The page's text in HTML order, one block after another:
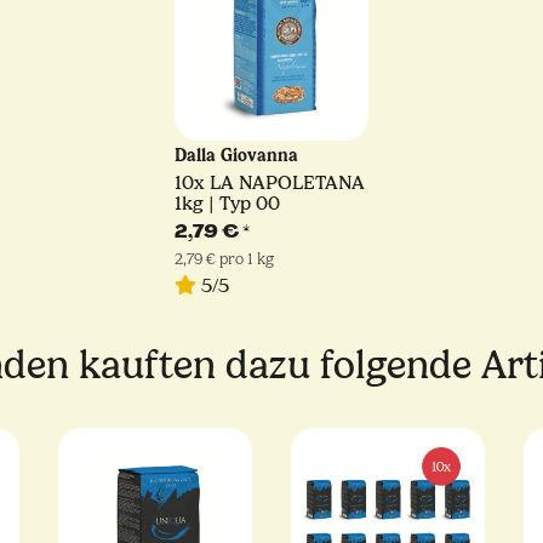
Dalla Giovanna
10x LA NAPOLETANA
1kg | Typ 00
2,79 €*
2,79 € pro 1 kg
5/5
kauften dazu folgende